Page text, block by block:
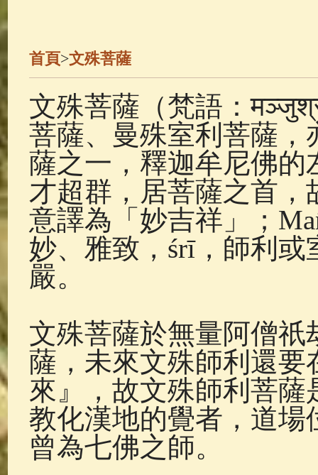
善財童子五十三參
佛典故事 (38) 佛說療痔(腫瘤)
首頁>文殊菩薩
文殊菩薩（梵語：
菩薩、曼殊室利菩薩
薩之一，釋迦牟尼佛
才超群，居菩薩之首
意譯為「妙吉祥」；
妙、雅致，śrī，師利
嚴。
文殊菩薩於無量阿僧
薩，未來文殊師利還
來』，故文殊師利菩
教化漢地的覺者，道
曾為七佛之師。